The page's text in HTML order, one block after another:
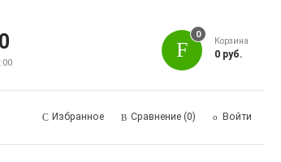
0
Корзина
0 руб.
Избранное Сравнение (0) Войти